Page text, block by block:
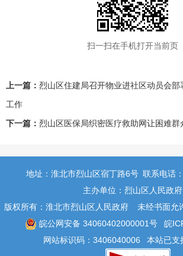
扫一扫在手机打开当前页
上一篇： 烈山区住建局召开物业进社区动员会部
工作
下一篇： 烈山区医保局织密医疗救助网让困难群
地址：淮北市烈山区宿丁路6号 联系电话
主办单位：烈山区人民政府
版权所有：淮北市烈山区人民政府
未经书面允
皖公网安备 34060402000001号
皖
网站标识码：3406040006
本站已支